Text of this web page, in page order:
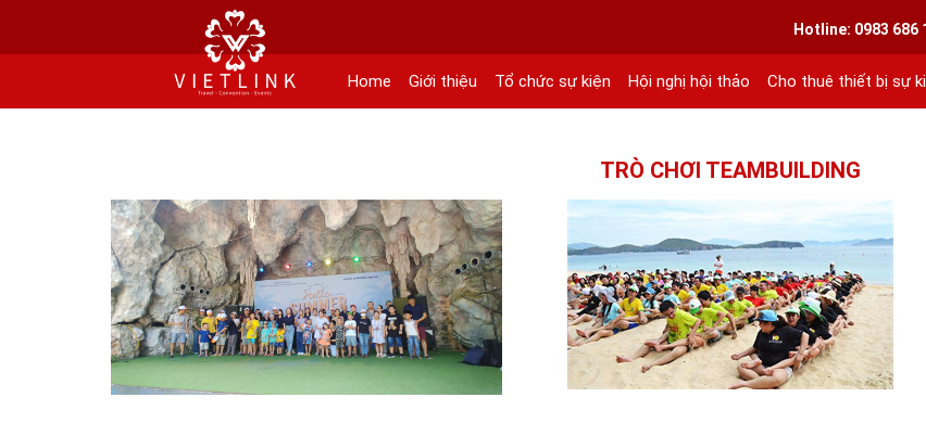
152 Khuất Duy Tiến - Phường Nhân Chính, Quận Thanh Xuân - Hà Nội
Kho xưởng: Lô 2, Làng Nghề Vạn Phúc, Hà Đông, Hà Nội.
Hotline/ skype/ Wechat/ Whatsapp : +84 .0983.686.183 / Tel : +84 243 785 8551 ext 101
Hotline: 0983 686
Home Giới thiệu Tổ chức sự kiện Hội nghị hội thảo Cho thuê thiết bị sự
TRÒ CHƠI TEAMBUILDING